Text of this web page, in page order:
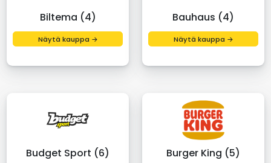
Biltema (4)
Näytä kauppa →
Bauhaus (4)
Näytä kauppa →
Budget Sport (6) Burger King (5)